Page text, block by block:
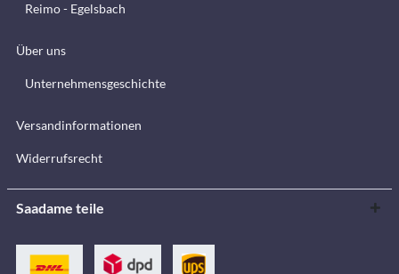
Reimo - Egelsbach
Über uns
Unternehmensgeschichte
Versandinformationen
Widerrufsrecht
Saadame teile